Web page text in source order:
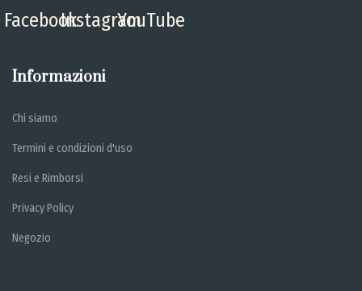
FacebookInstagramYouTube
Informazioni
Chi siamo
Termini e condizioni d'uso
Resi e Rimborsi
Privacy Policy
Negozio